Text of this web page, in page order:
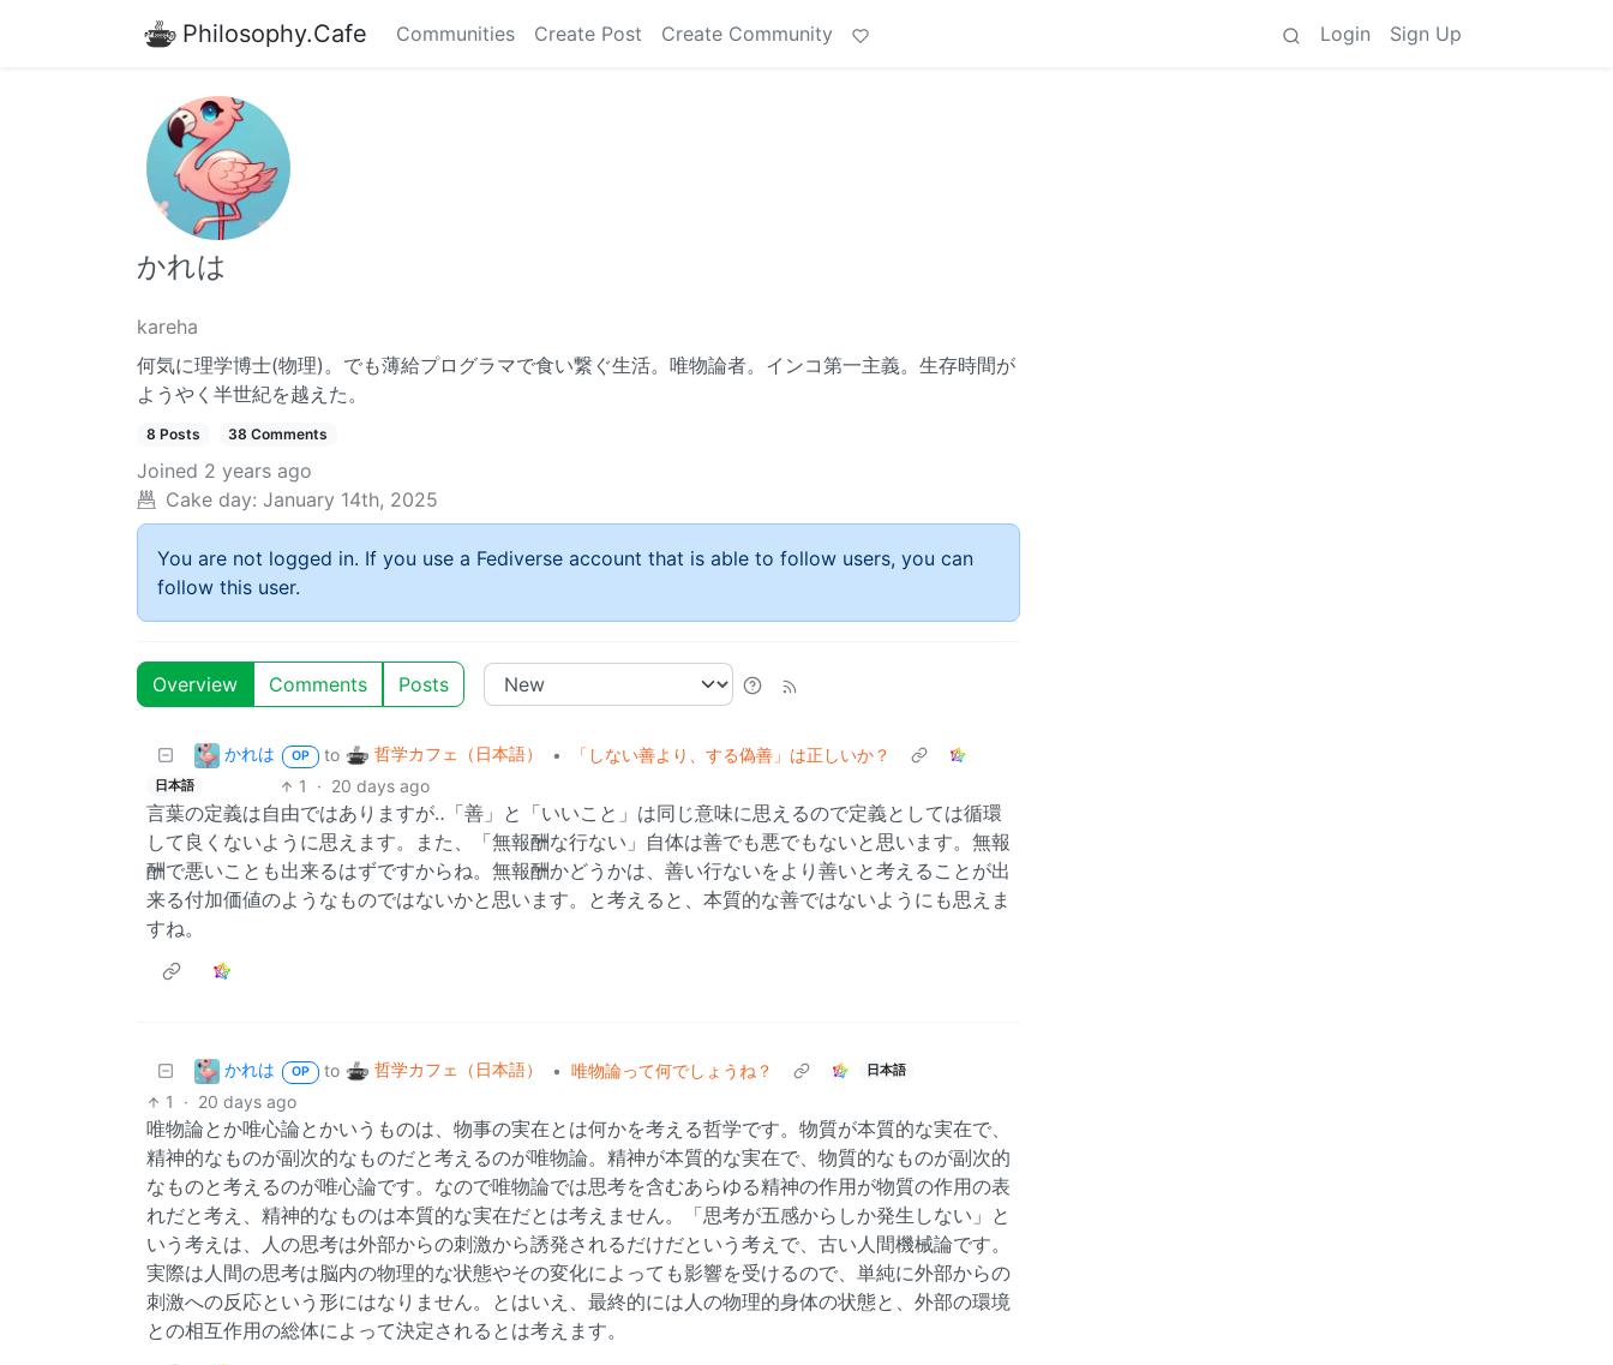
Philosophy.Cafe Communities Create Post Create Community Login Sign Up
かれは
kareha
何気に理学博士(物理)。でも薄給プログラマで食い繋ぐ生活。唯物論者。インコ第一主義。生存時間が
ようやく半世紀を越えた。
8 Posts 38 Comments
Joined 2 years ago
Cake day: January 14th, 2025
You are not logged in. If you use a Fediverse account that is able to follow users, you can
follow this user.
Overview Comments Posts
かれは OP to 哲学カフェ（日本語） • 「しない善より、する偽善」は正しいか？
日本語 1 · 20 days ago
言葉の定義は自由ではありますが‥「善」と「いいこと」は同じ意味に思えるので定義としては循環
して良くないように思えます。また、「無報酬な行ない」自体は善でも悪でもないと思います。無報
酬で悪いことも出来るはずですからね。無報酬かどうかは、善い行ないをより善いと考えることが出
来る付加価値のようなものではないかと思います。と考えると、本質的な善ではないようにも思えま
すね。
かれは OP to 哲学カフェ（日本語） • 唯物論って何でしょうね？ 日本語
1 · 20 days ago
唯物論とか唯心論とかいうものは、物事の実在とは何かを考える哲学です。物質が本質的な実在で、
精神的なものが副次的なものだと考えるのが唯物論。精神が本質的な実在で、物質的なものが副次的
なものと考えるのが唯心論です。なので唯物論では思考を含むあらゆる精神の作用が物質の作用の表
れだと考え、精神的なものは本質的な実在だとは考えません。「思考が五感からしか発生しない」と
いう考えは、人の思考は外部からの刺激から誘発されるだけだという考えで、古い人間機械論です。
実際は人間の思考は脳内の物理的な状態やその変化によっても影響を受けるので、単純に外部からの
刺激への反応という形にはなりません。とはいえ、最終的には人の物理的身体の状態と、外部の環境
との相互作用の総体によって決定されるとは考えます。